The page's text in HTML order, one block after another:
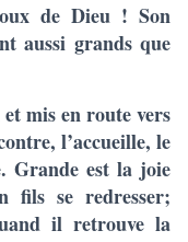
de Dieu ! Son
aussi grands que
mis en route vers
l’accueille, le
Grande est la joie
fils se redresser;
il retrouve la